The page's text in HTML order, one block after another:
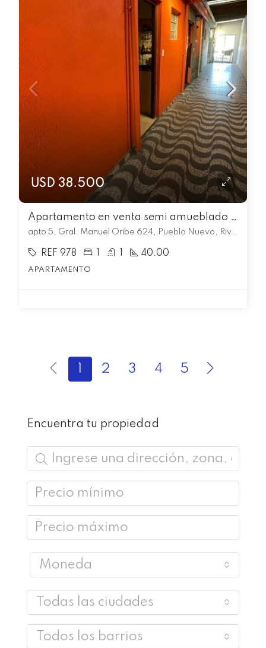
USD 38.500
Apartamento en venta semi amueblado de 1 dormitorio en Pueblo Nuevo
apto 5, Gral. Manuel Oribe 624, Pueblo Nuevo, Rivera
REF 978 40.00
APARTAMENTO
2 3 4 5
Encuentra tu propiedad
Moneda
Todas las ciudades
Todos los barrios